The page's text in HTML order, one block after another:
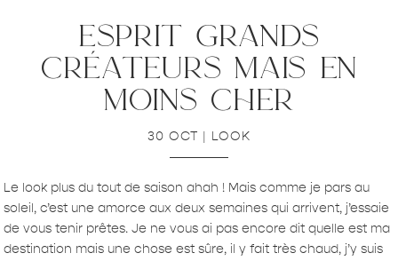
esprit grands
créateurs mais en
moins cher
30 OCT | LOOK
Le look plus du tout de saison ahah ! Mais comme je pars au
soleil, c’est une amorce aux deux semaines qui arrivent, j’essaie
de vous tenir prêtes. Je ne vous ai pas encore dit quelle est ma
destination mais une chose est sûre, il y fait très chaud, j’y suis